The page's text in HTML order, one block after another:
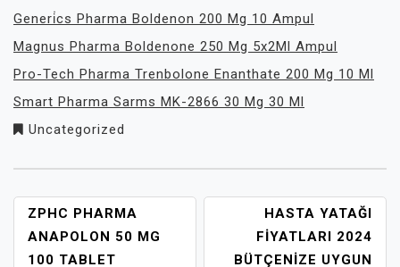
Generi̇cs Pharma Boldenon 200 Mg 10 Ampul
Magnus Pharma Boldenone 250 Mg 5x2Ml Ampul
Pro-Tech Pharma Trenbolone Enanthate 200 Mg 10 Ml
Smart Pharma Sarms MK-2866 30 Mg 30 Ml
Uncategorized
YAZI
GEZINMESI
ZPHC PHARMA
ANAPOLON 50 MG
100 TABLET
HASTA YATAĞI
FIYATLARI 2024
BÜTÇENIZE UYGUN